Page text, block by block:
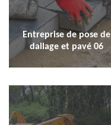
Entreprise de pose de
dallage et pavé 06